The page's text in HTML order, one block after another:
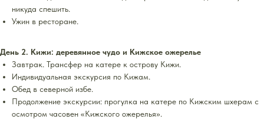
никуда спешить.
Ужин в ресторане.
День 2. Кижи: деревянное чудо и Кижское ожерелье
Завтрак. Трансфер на катере к острову Кижи.
Индивидуальная экскурсия по Кижам.
Обед в северной избе.
Продолжение экскурсии: прогулка на катере по Кижским шхерам с
осмотром часовен «Кижского ожерелья».